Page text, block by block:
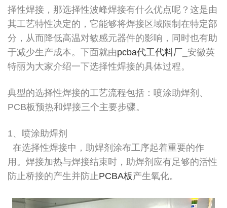
择性焊接，那选择性波峰焊接有什么优点呢？这是由
其工艺特性决定的，它能够将焊接区域限制在特定部
分，从而降低高温对敏感元器件的影响，同时也有助
于减少生产成本。下面就由pcba代工代料厂 _安徽英
特丽为大家介绍一下选择性焊接的具体过程。
典型的选择性焊接的工艺流程包括：喷涂助焊剂、
PCB板预热和焊接三个主要步骤。
1、喷涂助焊剂
在选择性焊接中，助焊剂涂布工序起着重要的作
用。焊接加热与焊接结束时，助焊剂应有足够的活性
防止桥接的产生并防止PCBA板产生氧化。